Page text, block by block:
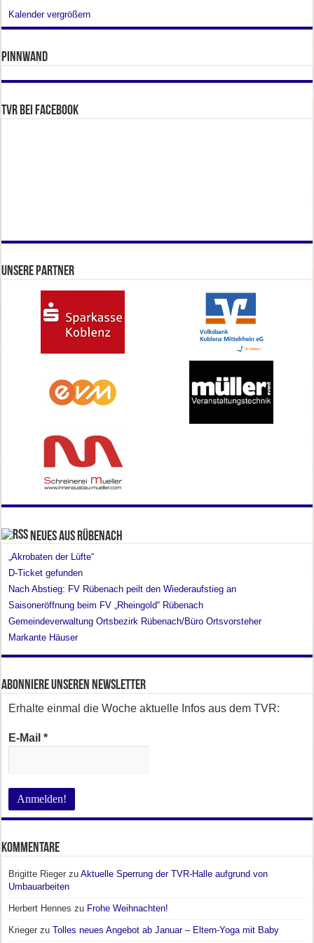
Kalender vergrößern
Pinnwand
TVR bei facebook
Unsere Partner
Neues aus Rübenach
„Akrobaten der Lüfte“
D-Ticket gefunden
Nach Abstieg: FV Rübenach peilt den Wiederaufstieg an
Saisoneröffnung beim FV „Rheingold“ Rübenach
Gemeindeverwaltung Ortsbezirk Rübenach/Büro Ortsvorsteher
Markante Häuser
Abonniere unseren Newsletter
Erhalte einmal die Woche aktuelle Infos aus dem TVR:
E-Mail*
Kommentare
Brigitte Rieger zuAktuelle Sperrung der TVR-Halle aufgrund von
Umbauarbeiten
Herbert Hennes zu Frohe Weihnachten!
Krieger zuTolles neues Angebot ab Januar – Eltern-Yoga mit Baby